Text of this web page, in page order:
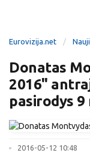
Eurovizija.net
Donatas
2016"
pasirodys 9
2016-05-12 10:48